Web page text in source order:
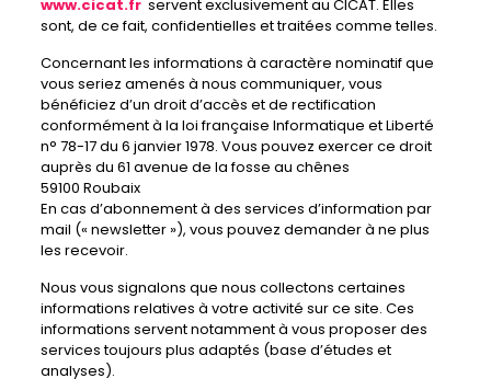
www.cicat.frservent exclusivement au CICAT. Elles
sont, de ce fait, confidentielles et traitées comme telles.
Concernant les informations à caractère nominatif que
vous seriez amenés à nous communiquer, vous
bénéficiez d’un droit d’accès et de rectification
conformément à la loi française Informatique et Liberté
n° 78-17 du 6 janvier 1978. Vous pouvez exercer ce droit
auprès du 61 avenue de la fosse au chênes
59100 Roubaix
En cas d’abonnement à des services d’information par
mail (« newsletter »), vous pouvez demander à ne plus
les recevoir.
Nous vous signalons que nous collectons certaines
informations relatives à votre activité sur ce site. Ces
informations servent notamment à vous proposer des
services toujours plus adaptés (base d’études et
analyses).